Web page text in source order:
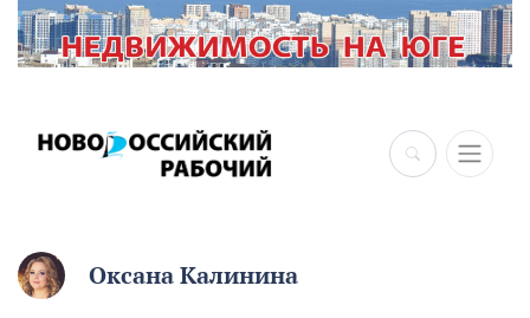
×
Оксана Калинина